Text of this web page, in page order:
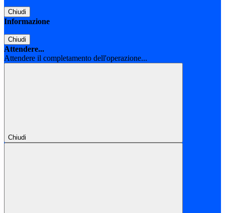
Chiudi
Informazione
Chiudi
Attendere...
Attendere il completamento dell'operazione...
Chiudi